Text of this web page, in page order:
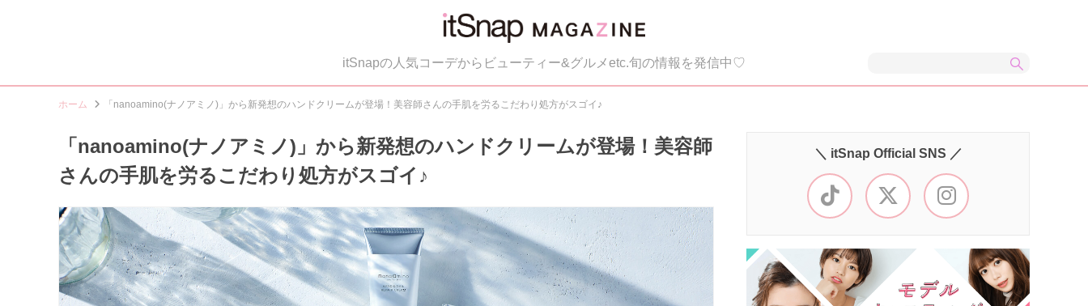
itSnapの人気コーデからビューティー&グルメetc.旬の情報を発信中♡
ホーム 「nanoamino(ナノアミノ)」から新発想のハンドクリームが登場！美容師さんの手肌を労るこだわり処方がスゴイ♪
「nanoamino(ナノアミノ)」から新発想のハンドクリームが登場！美容師
さんの手肌を労るこだわり処方がスゴイ♪
＼ itSnap Official SNS ／